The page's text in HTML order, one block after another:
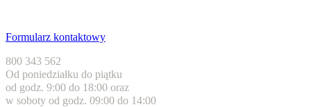
Formularz kontaktowy
800 343 562
Od poniedziałku do piątku
od godz. 9:00 do 18:00 oraz
w soboty od godz. 09:00 do 14:00